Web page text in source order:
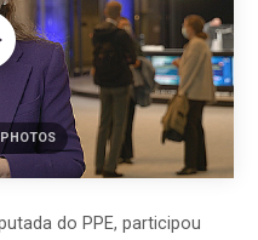
do PPE, participou